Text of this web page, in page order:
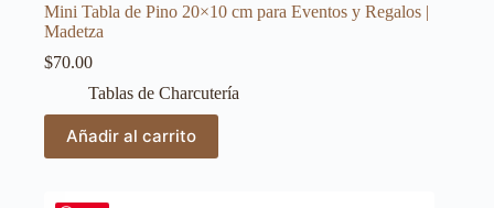
Mini Tabla de Pino 20×10 cm para Eventos y Regalos |
Madetza
$70.00
Tablas de Charcutería
Añadir al carrito